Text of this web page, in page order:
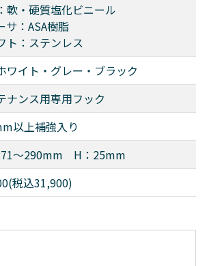
軟・硬質塩化ビニール
サ：ASA樹脂
ト：ステンレス
ワイト・グレー・ブラック
ナンス用専用フック
以上補強入り
～290mm H：25mm
税込31,900)